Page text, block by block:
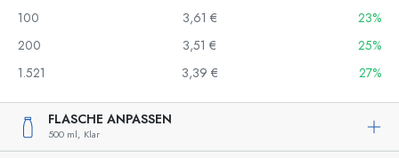
100
3,61 €
23%
200
3,51 €
25%
1.521
3,39 € 27%
FLASCHE ANPASSEN
500 ml, Klar